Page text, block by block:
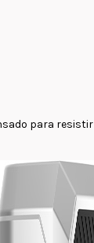
para resistir